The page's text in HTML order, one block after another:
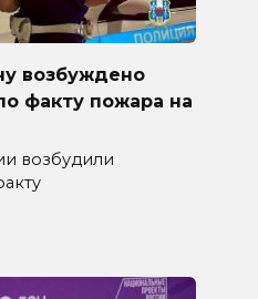
возбуждено
факту пожара на
возбудили